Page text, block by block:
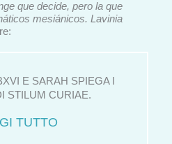
que decide, pero la que
mesiánicos. Lavinia
E SARAH SPIEGA I
STILUM CURIAE.
TUTTO